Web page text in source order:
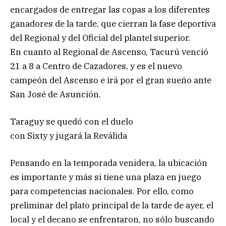
encargados de entregar las copas a los diferentes
ganadores de la tarde, que cierran la fase deportiva
del Regional y del Oficial del plantel superior.
En cuanto al Regional de Ascenso, Tacurú venció
21 a 8 a Centro de Cazadores, y es el nuevo
campeón del Ascenso e irá por el gran sueño ante
San José de Asunción.
Taraguy se quedó con el duelo
con Sixty y jugará la Reválida
Pensando en la temporada venidera, la ubicación
es importante y más si tiene una plaza en juego
para competencias nacionales. Por ello, como
preliminar del plato principal de la tarde de ayer, el
local y el decano se enfrentaron, no sólo buscando